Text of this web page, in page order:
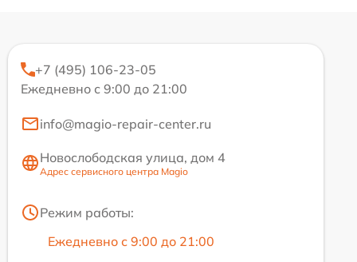
+7 (495) 106-23-05
Ежедневно с 9:00 до 21:00
info@magio-repair-center.ru
Новослободская улица, дом 4
Адрес сервисного центра Magio
Режим работы:
Ежедневно с 9:00 до 21:00